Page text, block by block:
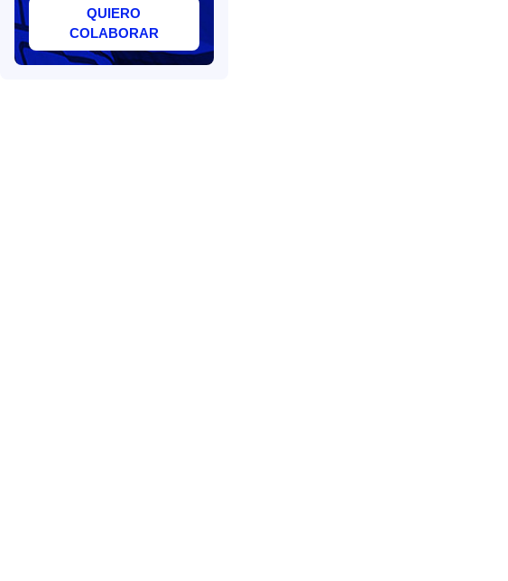
QUIERO
COLABORAR